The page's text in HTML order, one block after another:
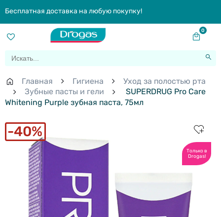
Бесплатная доставка на любую покупку!
0
Главная Гигиена
Уход за полостью рта
Зубные пасты и гели
SUPERDRUG Pro Care
Whitening Purple зубная паста, 75мл
40%
Только в
Drogas!